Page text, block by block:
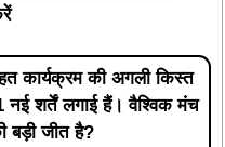
कार्यक्रम की अगली किस्त
नई शर्तें लगाई हैं। वैश्विक मंच
बड़ी जीत है?